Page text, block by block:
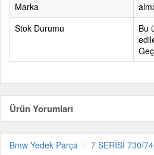
Marka
Stok Durumu
Bu
Ürün Yorumları
Bmw Yedek Parça 7 SERİSİ 730/